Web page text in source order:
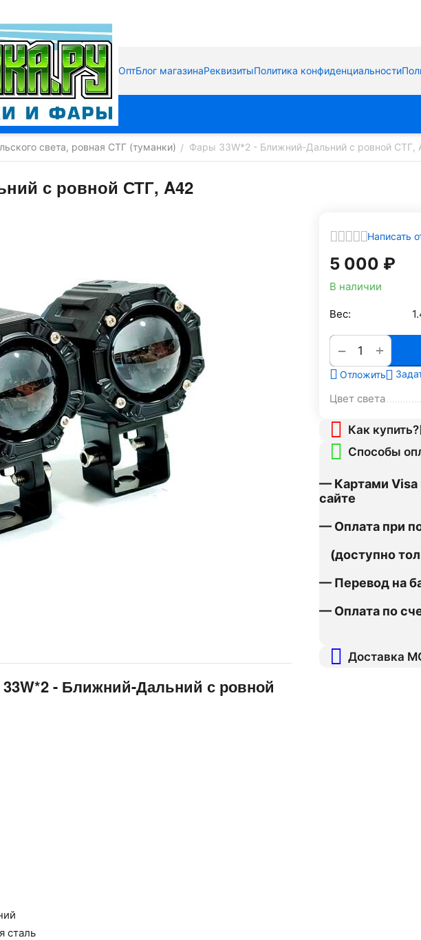
ОптБлог магазинаРеквизитыПолитика конфиденциальности
света, ровная СТГ (туманки) / Фары 33W*2 - Ближний-Дальний с ровной СТГ,
с ровной СТГ, A42
Написать
5 000 ₽
В наличии
Вес:
+
−
Отложить
Цвет света
Как купить?
Способы
— Картами Visa
сайте
— Оплата при
(доступно
— Перевод на
— Оплата по
Доставка
- Ближний-Дальний с ровной
сталь